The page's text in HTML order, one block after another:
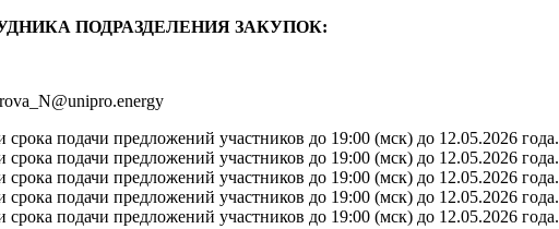
ПОДРАЗДЕЛЕНИЯ ЗАКУПОК:
подачи предложений участников до 19:00 (мск) до 12.05.2026 года.
подачи предложений участников до 19:00 (мск) до 12.05.2026 года.
подачи предложений участников до 19:00 (мск) до 12.05.2026 года.
подачи предложений участников до 19:00 (мск) до 12.05.2026 года.
подачи предложений участников до 19:00 (мск) до 12.05.2026 года.